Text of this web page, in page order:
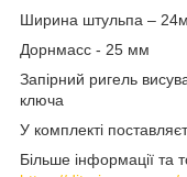
Ширина штульпа –
Дорнмасс - 25 мм
Запірний ригель
ключа
У комплекті
Більше інформації та